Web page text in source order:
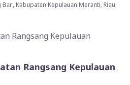
Kabupaten Kepulauan Meranti, Riau
Rangsang Kepulauan